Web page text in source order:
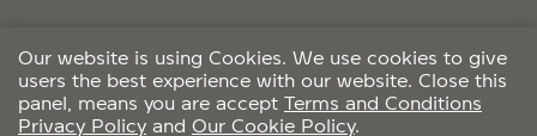
be guaranteed against it having faulty valves or dripping.
Therefore, the warranty shall include no further than the
replacement of such a part.
Lazada
Shopee
TikTok
Facebook
Our website is using Cookies. We use cookies to give
users the best experience with our website. Close this
panel, means you are accept Terms and Conditions
Privacy Policy and Our Cookie Policy.